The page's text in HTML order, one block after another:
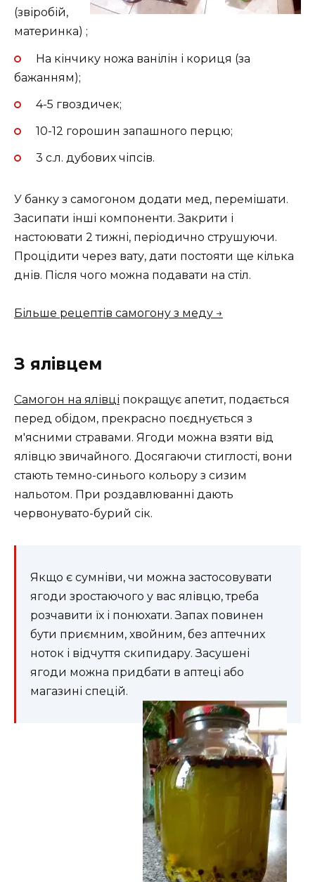
(звіробій,
материнка) ;
На кінчику ножа ванілін і кориця (за
бажанням);
4-5 гвоздичек;
10-12 горошин запашного перцю;
3 с.л. дубових чіпсів.
У банку з самогоном додати мед, перемішати.
Засипати інші компоненти. Закрити і
настоювати 2 тижні, періодично струшуючи.
Процідити через вату, дати постояти ще кілька
днів. Після чого можна подавати на стіл.
Більше рецептів самогону з меду →
З ялівцем
Самогон на ялівці покращує апетит, подається
перед обідом, прекрасно поєднується з
м'ясними стравами. Ягоди можна взяти від
ялівцю звичайного. Досягаючи стиглості, вони
стають темно-синього кольору з сизим
нальотом. При роздавлюванні дають
червонувато-бурий сік.
Якщо є сумніви, чи можна застосовувати
ягоди зростаючого у вас ялівцю, треба
розчавити їх і понюхати. Запах повинен
бути приємним, хвойним, без аптечних
ноток і відчуття скипидару. Засушені
ягоди можна придбати в аптеці або
магазині спецій.